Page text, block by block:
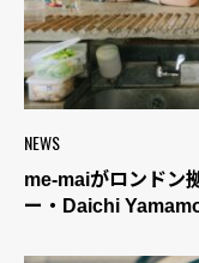
NEWS
me-maiがロンドン
ー・Daichi